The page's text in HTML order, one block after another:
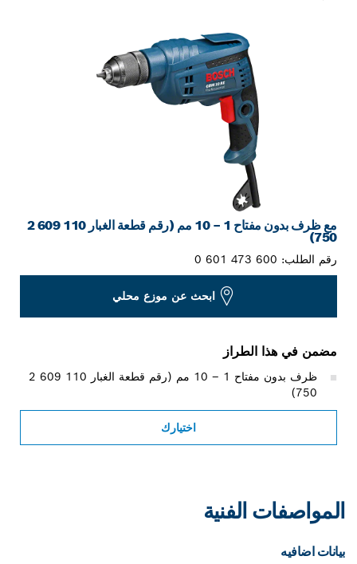
مع ظرف بدون مفتاح 1 – 10 مم (رقم قطعة الغبار ‎2 609 110
750)
رقم الطلب:0 601 473 600
ابحث عن موزع محلي
مضمن في هذا الطراز
ظرف بدون مفتاح 1 – 10 مم (رقم قطعة الغبار ‎2 609 110
750)
اختيارك
المواصفات الفنية
بيانات اضافيه